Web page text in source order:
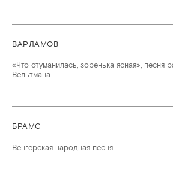
ВАРЛАМОВ
«Что отуманилась, зоренька ясная», песня
Вельтмана
БРАМС
Венгерская народная песня